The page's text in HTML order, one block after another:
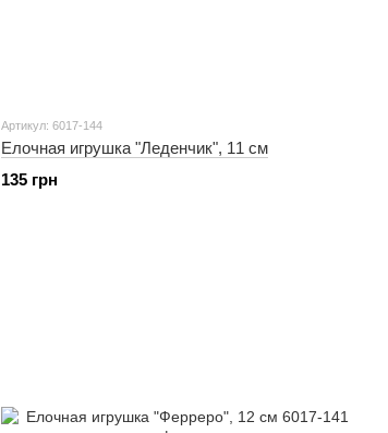
Артикул: 6017-144
Елочная игрушка "Леденчик", 11 см
135 грн